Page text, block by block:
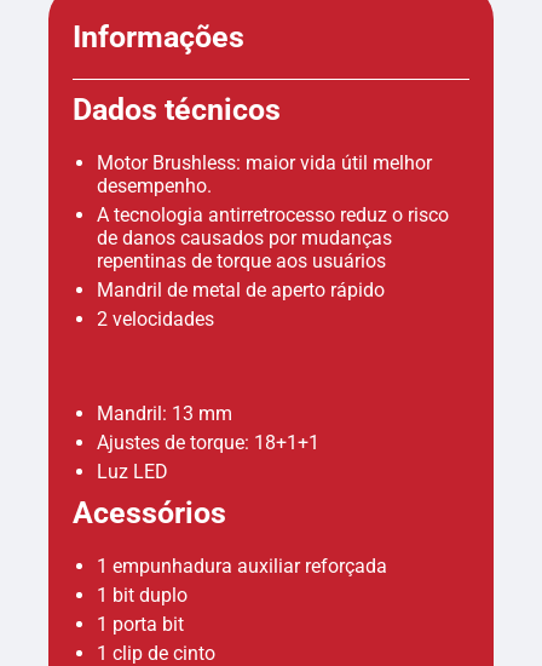
Informações
Dados técnicos
Motor Brushless: maior vida útil melhor
desempenho.
A tecnologia antirretrocesso reduz o risco
de danos causados por mudanças
repentinas de torque aos usuários
Mandril de metal de aperto rápido
2 velocidades
Mandril: 13 mm
Ajustes de torque: 18+1+1
Luz LED
Acessórios
1 empunhadura auxiliar reforçada
1 bit duplo
1 porta bit
1 clip de cinto